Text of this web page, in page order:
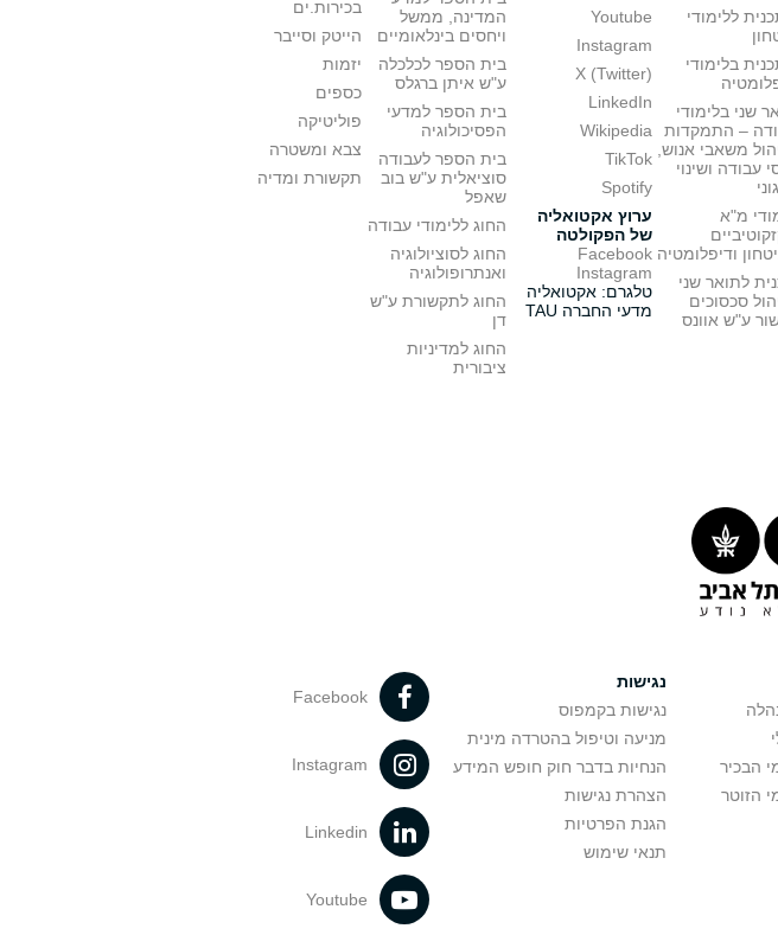
ללימודי
בלימודי
שני בלימודי
– התמקדות
משאבי אנוש,
עבודה ושינוי
מ"א
ודיפלומטיה
לתואר שני
סכסוכים
ע"ש אוונס
Youtube
Instagram
X (Twitter)
LinkedIn
Wikipedia
TikTok
Spotify
ערוץ אקטואליה
של הפקולטה
Facebook
Instagram
טלגרם: אקטואליה
מדעי החברה TAU
המדינה, ממשל
ויחסים בינלאומיים
בית הספר לכלכלה
ע"ש איתן ברגלס
בית הספר למדעי
הפסיכולוגיה
בית הספר לעבודה
סוציאלית ע"ש בוב
שאפל
החוג ללימודי עבודה
החוג לסוציולוגיה
ואנתרופולוגיה
החוג לתקשורת ע"ש
דן
החוג למדיניות
ציבורית
בכירות.ים
הייטק וסייבר
יזמות
כספים
פוליטיקה
צבא ומשטרה
תקשורת ומדיה
הבכיר
הזוטר
נגישות
נגישות בקמפוס
מניעה וטיפול בהטרדה מינית
הנחיות בדבר חוק חופש המידע
הצהרת נגישות
הגנת הפרטיות
תנאי שימוש
Facebook
Instagram
Linkedin
Youtube